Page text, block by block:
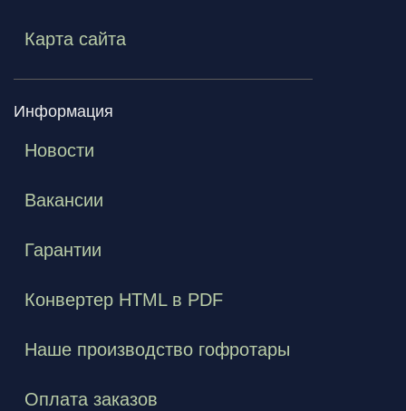
Карта сайта
Информация
Новости
Вакансии
Гарантии
Конвертер HTML в PDF
Наше производство гофротары
Оплата заказов